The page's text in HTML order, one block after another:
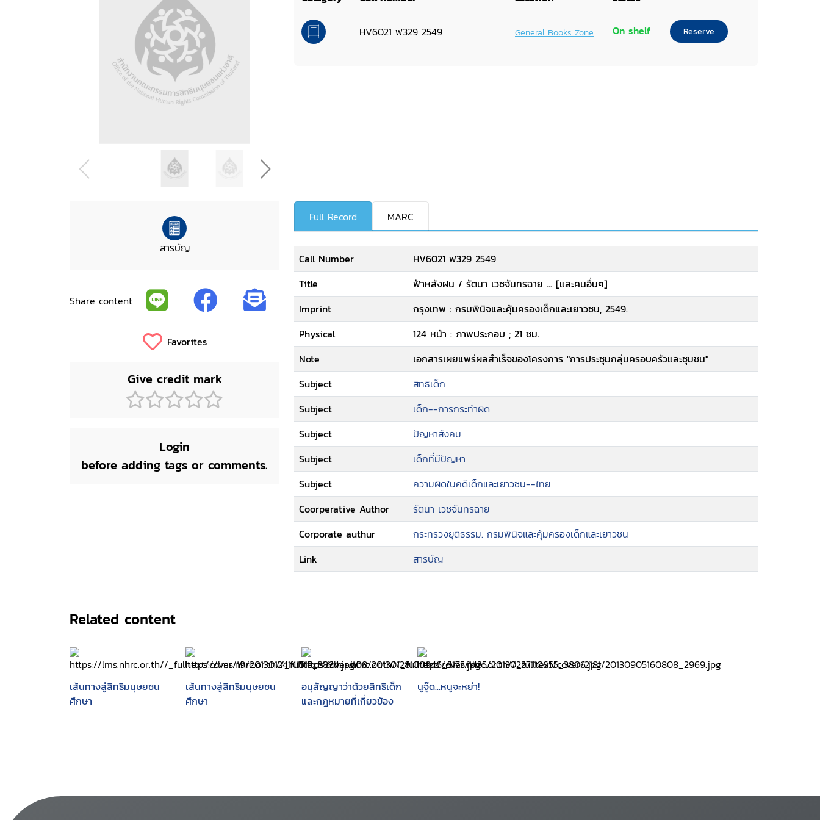
HV6021 ฟ329 2549 General Books Zone On shelf Reserve
สารบัญ
Share content
Favorites
Give credit mark
Login
before adding tags or comments.
Full Record MARC
Call Number
HV6021 ฟ329 2549
Title
ฟ้าหลังฝน / รัตนา เวชจันทรฉาย ... [และคนอื่นๆ]
Imprint
กรุงเทพ : กรมพินิจและคุ้มครองเด็กและเยาวชน, 2549.
Physical
124 หน้า : ภาพประกอบ ; 21 ซม.
Note
เอกสารเผยแพร่ผลสำเร็จของโครงการ "การประชุมกลุ่มครอบครัวและชุมชน"
Subject
สิทธิเด็ก
Subject
เด็ก--การกระทำผิด
Subject
ปัญหาสังคม
Subject
เด็กที่มีปัญหา
Subject
ความผิดในคดีเด็กและเยาวชน--ไทย
Coorperative Author
รัตนา เวชจันทรฉาย
Corporate authur
กระทรวงยุติธรรม. กรมพินิจและคุ้มครองเด็กและเยาวชน
Link
สารบัญ
Related content
เส้นทางสู่สิทธิมนุษยชน
ศึกษา
เส้นทางสู่สิทธิมนุษยชน
ศึกษา
อนุสัญญาว่าด้วยสิทธิเด็ก
และกฎหมายที่เกี่ยวข้อง
นูจู๊ด...หนูจะหย่า!